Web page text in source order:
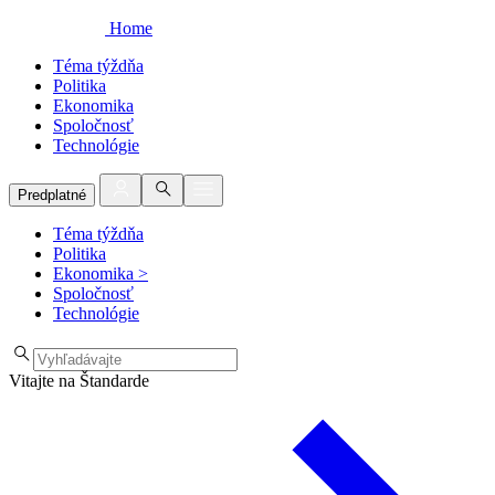
Home
Téma týždňa
Politika
Ekonomika
Spoločnosť
Technológie
Predplatné
Téma týždňa
Politika
Ekonomika >
Spoločnosť
Technológie
Vitajte na Štandarde